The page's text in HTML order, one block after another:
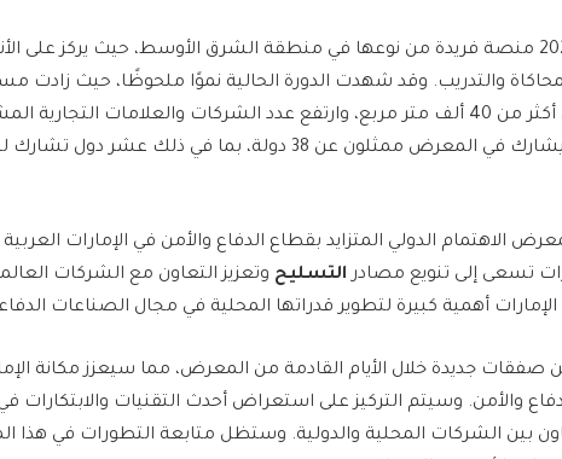
يُعد “يومكس” و”سيمتكس” 2026 منصة فريدة من نوعها في منطقة الشرق الأوسط، حيث يركز على
والتدريب. وقد شهدت الدورة الحالية نموًا ملحوظًا، حيث زادت
المعرض بنسبة 34% لتصل إلى أكثر من 40 ألف متر مربع، وارتفع عدد الشركات والعلامات
375 شركة، بزيادة قدرها 74%. ويشارك في المعرض ممثلون عن 38 دولة، بما في ذلك عشر دول
الاهتمام الدولي المتزايد بقطاع الدفاع والأمن في الإمارات العربية
تسعى إلى تنويع مصادر التسليح وتعزيز التعاون مع الشركات
الإمارات أهمية كبيرة لتطوير قدراتها المحلية في مجال الصناعات
صفقات جديدة خلال الأيام القادمة من المعرض، مما سيعزز مكانة
والأمن. وسيتم التركيز على استعراض أحدث التقنيات والابتكارات
بين الشركات المحلية والدولية. وستظل متابعة التطورات في هذا